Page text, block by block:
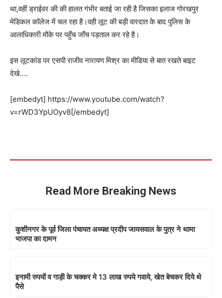
था,वहीं ड्राईवर की की हालत गंभीर बताई जा रही है जिसका इलाज गोरखपुर
मेडिकल कॉलेज में चल रहा है।वही लूट की बड़ी वारदात के बाद पुलिस के
आलाधिकारी मौके पर पहुँच जाँच पड़ताल कर रहे है।
इस लूटकांड पर एसपी राजीव नारायण मिश्र का मीडिया से बात रखते बाइट
देखे….
[embedyt] https://www.youtube.com/watch?
v=rWD3YpUOyv8[/embedyt]
Read More Breaking News
कुशीनगर के पूर्व जिला पंचायत अध्यक्ष प्रदीप जायसवाल के पुत्र ने थामा
भाजपा का दामन
इनामी रुपयों व गाड़ी के चक्कर मे 13 लाख रुपये गवाये, खेत बेचकर दिये थे
पैसे